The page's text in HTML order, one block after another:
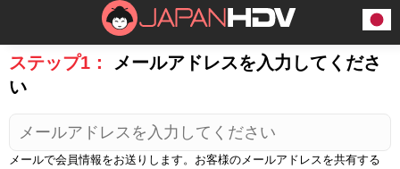
ステップ1：
メールアドレスを入力してくださ
い
メールで会員情報をお送りします。お客様のメールアドレスを共有する